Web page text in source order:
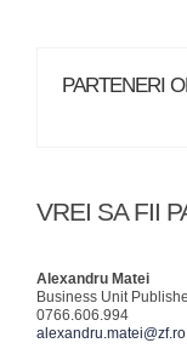
PARTENERI
VREI SA FII
Alexandru Matei
Business Unit
0766.606.994
alexandru.matei@zf.ro